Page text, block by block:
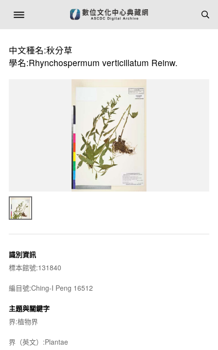
中文種名:秋分草
學名:Rhynchospermum verticillatum Reinw.
識別資訊
標本館號:131840
編目號:Ching-I Peng 16512
主題與關鍵字
界:植物界
界（英文）:Plantae